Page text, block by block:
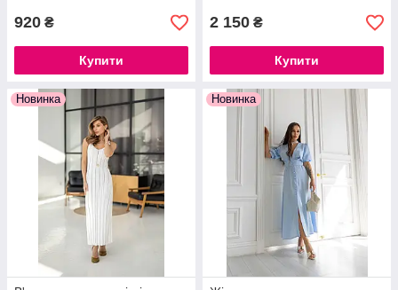
ЗРОБИЛИ СВІЙ ВИБІР І
В даній категорії ви знайдете безліч
моделей суконь. У нас є сукню на
будь-який захід, будь то "вихід у світ"
або повсякденний образ.
920 ₴
Купити
2 150 ₴
Купити
Новинка Новинка